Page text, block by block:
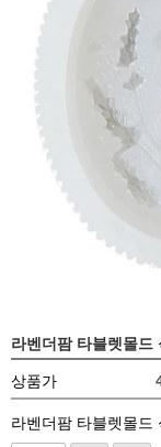
라벤더팜 타블렛몰드
상품가
라벤더팜 타블렛몰드